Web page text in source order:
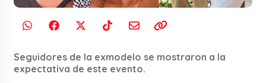
Seguidores de la exmodelo se mostraron a la
expectativa de este evento.